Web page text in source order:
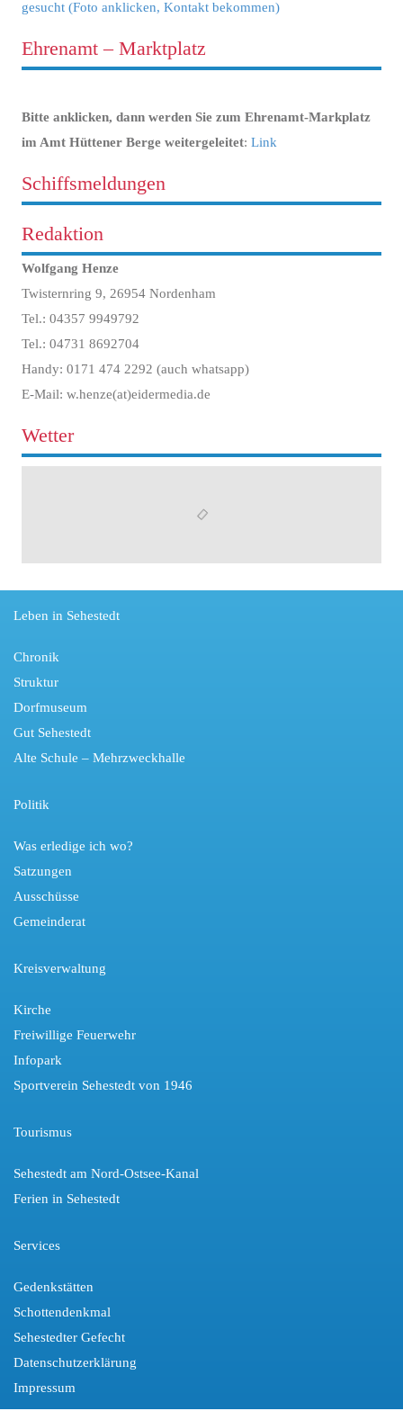
gesucht (Foto anklicken, Kontakt bekommen)
Ehrenamt – Marktplatz
Bitte anklicken, dann werden Sie zum Ehrenamt-Markplatz
im Amt Hüttener Berge weitergeleitet: Link
Schiffsmeldungen
Redaktion
Wolfgang Henze
Twisternring 9, 26954 Nordenham
Tel.: 04357 9949792
Tel.: 04731 8692704
Handy: 0171 474 2292 (auch whatsapp)
E-Mail: w.henze(at)eidermedia.de
Wetter
Leben in Sehestedt
Chronik
Struktur
Dorfmuseum
Gut Sehestedt
Alte Schule – Mehrzweckhalle
Politik
Was erledige ich wo?
Satzungen
Ausschüsse
Gemeinderat
Kreisverwaltung
Kirche
Freiwillige Feuerwehr
Infopark
Sportverein Sehestedt von 1946
Tourismus
Sehestedt am Nord-Ostsee-Kanal
Ferien in Sehestedt
Services
Gedenkstätten
Schottendenkmal
Sehestedter Gefecht
Datenschutzerklärung
Impressum